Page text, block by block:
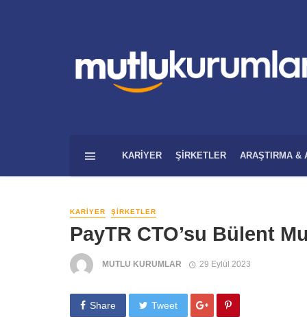
KARIYER ŞIRKETLER ARAŞTIRMA &
KARIYER ŞIRKETLER
PayTR CTO’su Bülent
MUTLU KURUMLAR 29 Eylül 2023
Share Tweet